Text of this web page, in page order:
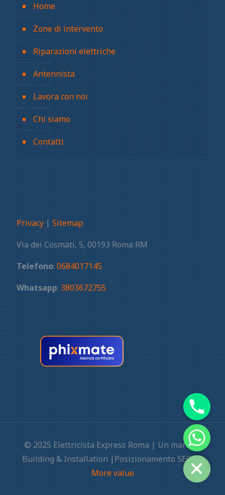
Home
Zone di intervento
Riparazioni elettriche
Antennista
Lavora con noi
Chi siamo
Contatti
Privacy | Sitemap
Via dei Cosmati, 5, 00193 Roma RM
Telefono: 0684017145
Whatsapp: 3803672755
© 2025 Elettricista Express Roma | Un marchio
Building & Installation |Posizionamento SEO by
More value